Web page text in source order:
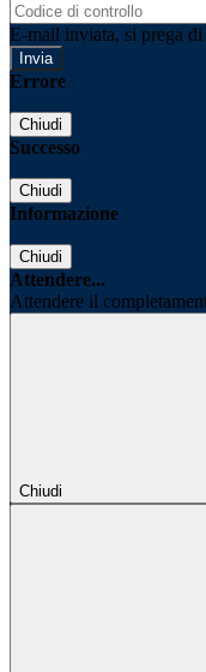
E-mail inviata, si prega
Errore
Chiudi
Successo
Chiudi
Informazione
Chiudi
Attendere...
Attendere il
Chiudi